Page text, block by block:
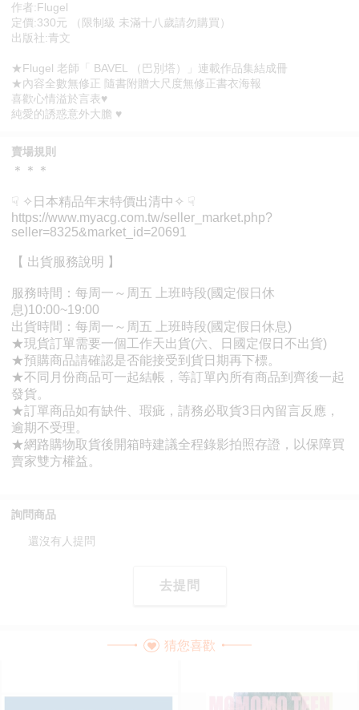
作者:Flugel
定價:330元 （限制級 未滿十八歲請勿購買）
出版社:青文
★Flugel 老師「 BAVEL （巴別塔）」連載作品集結成冊
★內容全數無修正 隨書附贈大尺度無修正書衣海報
喜歡心情溢於言表♥
純愛的誘惑意外大膽 ♥
賣場規則
詢問商品
還沒有人提問
去提問
猜您喜歡